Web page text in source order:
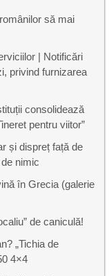
să mai
| Notificări
privind furnizarea
consolidează
pentru viitor”
și dispreț față de
nimic
în Grecia (galerie
de caniculă!
„Tichia de
4×4